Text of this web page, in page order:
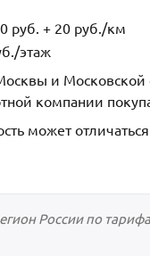
руб. + 20 руб./км
этаж
и Московской
компании
может
России по